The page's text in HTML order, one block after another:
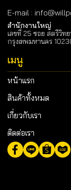
E-mail :
สำนักงานใหญ่
เลขที่ 25 ซอย สตรีวิท
กรุงเทพมหานคร
เมนู
หน้าแรก
สินค้าทั้งหมด
เกี่ยวกับเรา
ติดต่อเรา